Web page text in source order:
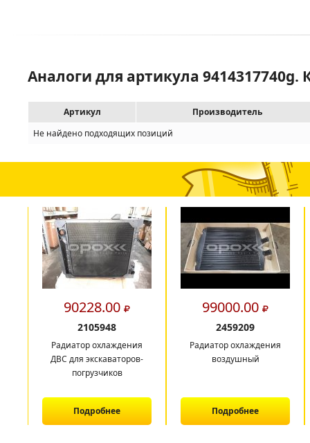
Аналоги для артикула 9414317740g.
Артикул
Производитель
Не найдено подходящих позиций
90228.00
2105948
Радиатор охлаждения
ДВС для экскаваторов-
погрузчиков
Подробнее
99000.00
2459209
Радиатор охлаждения
воздушный
Подробнее